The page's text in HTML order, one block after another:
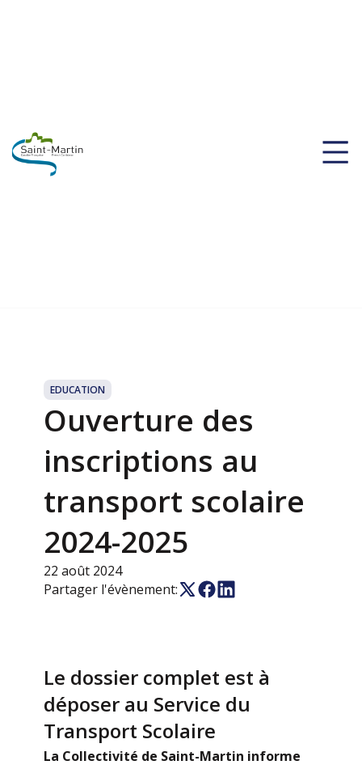
EDUCATION
Ouverture des
inscriptions au
transport scolaire
2024-2025
22 août 2024
Partager l'évènement:
Le dossier complet est à
déposer au Service du
Transport Scolaire
La Collectivité de Saint-Martin informe